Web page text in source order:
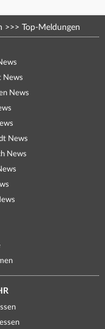
>>> Top-Meldungen
News
News
News
News